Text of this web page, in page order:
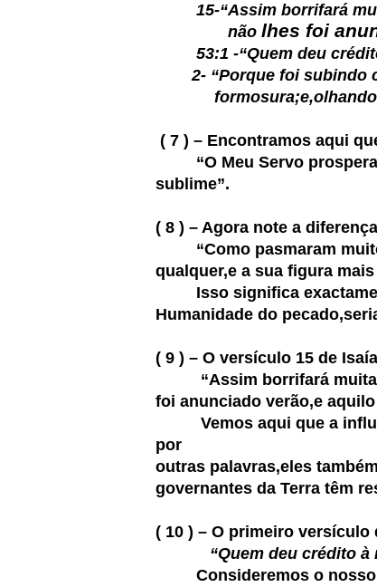
15-“Assim borrifará
não lhes foi
53:1 -“Quem deu crédito
2- “Porque foi subindo
formosura;e,olhando
( 7 ) – Encontramos aqui
“O Meu Servo
sublime”.
( 8 ) – Agora note a
“Como pasmaram
qualquer,e a sua figura
Isso significa
Humanidade do
( 9 ) – O versículo 15 de
“Assim borrifará
foi anunciado verão,e
Vemos aqui que a
por
outras palavras,eles
governantes da Terra têm
( 10 ) – O primeiro versículo
“Quem deu crédito
Consideremos o nosso